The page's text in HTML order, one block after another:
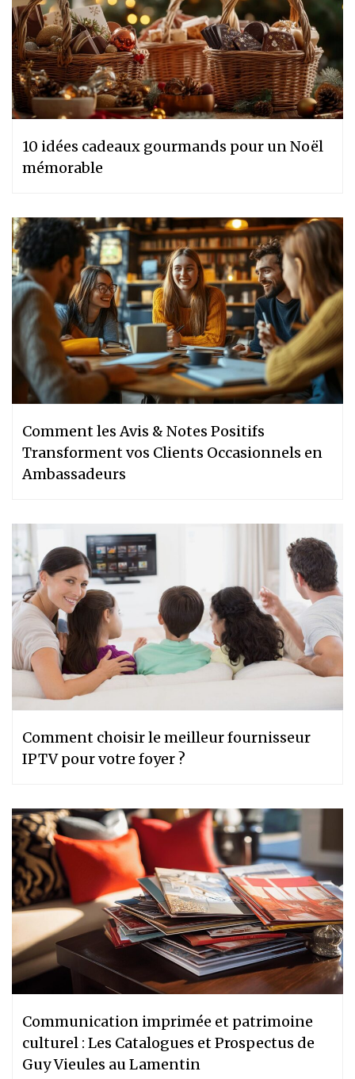
10 idées cadeaux gourmands pour un Noël
mémorable
Comment les Avis & Notes Positifs
Transforment vos Clients Occasionnels en
Ambassadeurs
Comment choisir le meilleur fournisseur
IPTV pour votre foyer ?
Communication imprimée et patrimoine
culturel : Les Catalogues et Prospectus de
Guy Vieules au Lamentin